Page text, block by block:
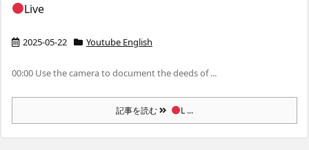
Live
2025-05-22 Youtube English
00:00 Use the camera to document the deeds of ...
記事を読む L ...